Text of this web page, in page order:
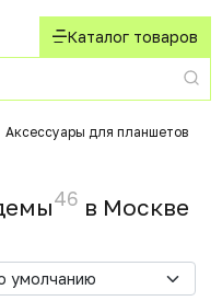
Каталог товаров
Аксессуары для планшетов
46 в Москвe